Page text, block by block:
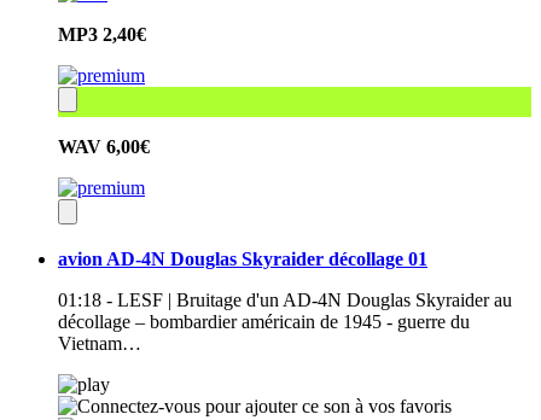
MP3 2,40€
WAV 6,00€
avion AD-4N Douglas Skyraider décollage 01
01:18 - LESF | Bruitage d'un AD-4N Douglas Skyraider au
décollage – bombardier américain de 1945 - guerre du
Vietnam…